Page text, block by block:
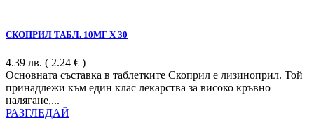
СКОПРИЛ ТАБЛ. 10МГ Х 30
4.39 лв. ( 2.24 € )
Основната съставка в таблетките Скоприл е лизиноприл. Той
принадлежи към един клас лекарства за високо кръвно
налягане,...
РАЗГЛЕДАЙ